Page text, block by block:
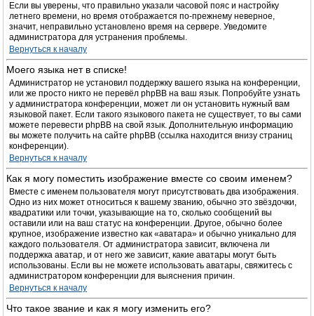
Если вы уверены, что правильно указали часовой пояс и настройку
летнего времени, но время отображается по-прежнему неверное,
значит, неправильно установлено время на сервере. Уведомите
администратора для устранения проблемы.
Вернуться к началу
Моего языка нет в списке!
Администратор не установил поддержку вашего языка на конференции,
или же просто никто не перевёл phpBB на ваш язык. Попробуйте узнать
у администратора конференции, может ли он установить нужный вам
языковой пакет. Если такого языкового пакета не существует, то вы сами
можете перевести phpBB на свой язык. Дополнительную информацию
вы можете получить на сайте phpBB (ссылка находится внизу страниц
конференции).
Вернуться к началу
Как я могу поместить изображение вместе со своим именем?
Вместе с именем пользователя могут присутствовать два изображения.
Одно из них может относиться к вашему званию, обычно это звёздочки,
квадратики или точки, указывающие на то, сколько сообщений вы
оставили или на ваш статус на конференции. Другое, обычно более
крупное, изображение известно как «аватара» и обычно уникально для
каждого пользователя. От администратора зависит, включена ли
поддержка аватар, и от него же зависит, какие аватары могут быть
использованы. Если вы не можете использовать аватары, свяжитесь с
администратором конференции для выяснения причин.
Вернуться к началу
Что такое звание и как я могу изменить его?